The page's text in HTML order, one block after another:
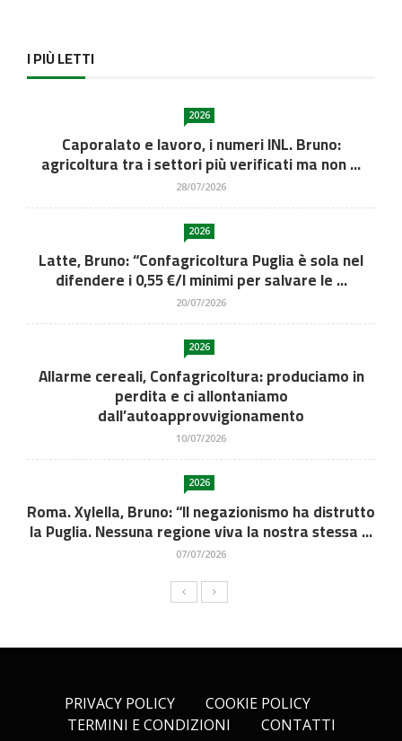
I PIÙ LETTI
2026
Caporalato e lavoro, i numeri INL. Bruno:
agricoltura tra i settori più verificati ma non ...
28/07/2026
2026
Latte, Bruno: “Confagricoltura Puglia è sola nel
difendere i 0,55 €/l minimi per salvare le ...
20/07/2026
2026
Allarme cereali, Confagricoltura: produciamo in
perdita e ci allontaniamo
dall’autoapprovvigionamento
10/07/2026
2026
Roma. Xylella, Bruno: “Il negazionismo ha distrutto
la Puglia. Nessuna regione viva la nostra stessa ...
07/07/2026
PRIVACY POLICY
COOKIE POLICY
TERMINI E CONDIZIONI
CONTATTI